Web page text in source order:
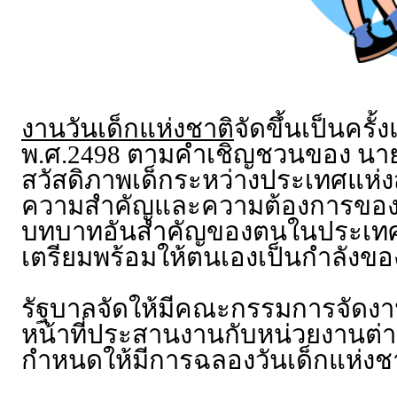
งานวันเด็กแห่งชาติจัดขึ้นเป็นครั้ง
พ.ศ.2498 ตามคำเชิญชวนของ น
สวัสดิภาพเด็กระหว่างประเทศแ
ความสำคัญและความต้องการขอ
บทบาทอันสำคัญของตนในประเท
เตรียมพร้อมให้ตนเองเป็นกำลังข
รัฐบาลจัดให้มีคณะกรรมการจัด
หน้าที่ประสานงานกับหน่วยงานต่
กำหนดให้มีการฉลองวันเด็กแห่ง